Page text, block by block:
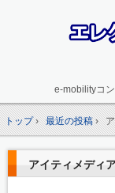
e-mobilityコ
トップ› 最近の投稿›
アイティメディ